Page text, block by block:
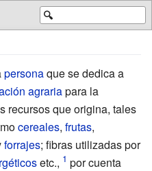
🔍
personaque se dedica a
agrariapara la
recursos que origina, tales
cereales, frutas,
forrajes; fibras utilizadas por
etc.,
por cuenta